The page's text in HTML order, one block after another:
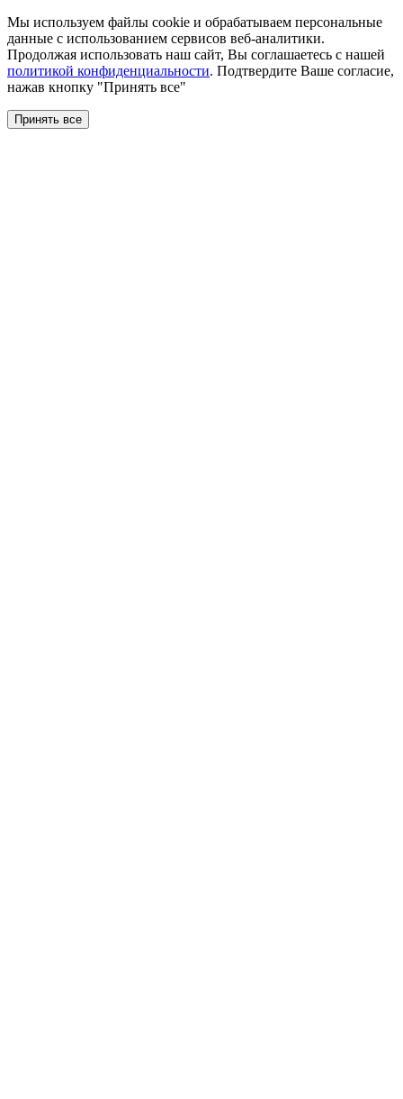
Мы используем файлы сookie и обрабатываем персональные
данные с использованием сервисов веб-аналитики.
Продолжая использовать наш сайт, Вы соглашаетесь с нашей
политикой конфиденциальности. Подтвердите Ваше согласие,
нажав кнопку "Принять все"
Принять все